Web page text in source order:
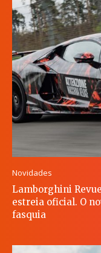
Novidades
Lamborghini
estreia oficial. O
fasquia